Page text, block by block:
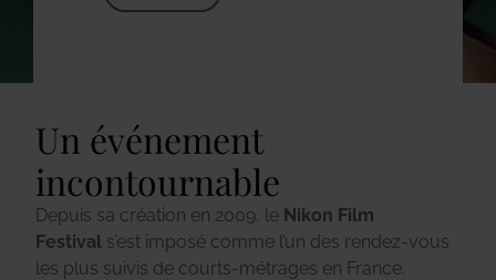
Un événement
incontournable
Depuis sa création en 2009, le Nikon Film
Festival s’est imposé comme l’un des rendez-vous
les plus suivis de courts-métrages en France.